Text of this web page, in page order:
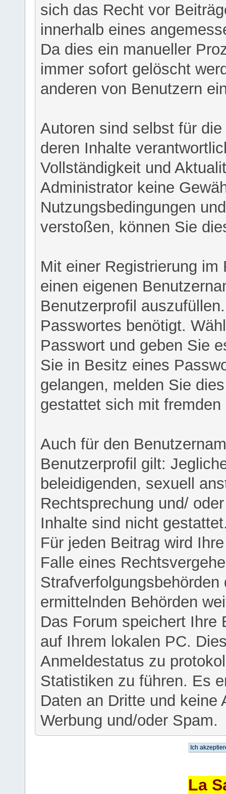
sich das Recht vor
innerhalb eines
Da dies ein manueller
immer sofort gelöscht
anderen von Benutzern
Autoren sind selbst für
deren Inhalte
Vollständigkeit und
Administrator keine
Nutzungsbedingungen
verstoßen, können Sie
Mit einer Registrierung
einen eigenen
Benutzerprofil
Passwortes benötigt.
Passwort und geben Sie
Sie in Besitz eines
gelangen, melden Sie
gestattet sich mit
Auch für den
Benutzerprofil gilt:
beleidigenden, sexuell
Rechtsprechung und/
Inhalte sind nicht
Für jeden Beitrag wird
Falle eines
ermittelnden Behörden
Das Forum speichert Ihre
auf Ihrem lokalen PC.
Anmeldestatus zu
Statistiken zu führen. Es
Daten an Dritte und keine
Werbung und/oder Spam.
La